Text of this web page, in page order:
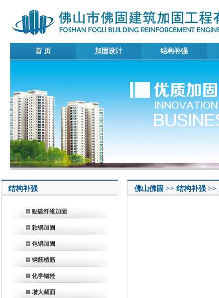
首 页 加固设计 结构补强
结构补强
贴碳纤维加固
粘钢加固
包钢加固
钢筋植筋
化学锚栓
增大截面
佛山佛固 >> 结构补强 >>